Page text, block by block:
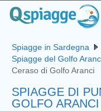
Spiagge in Sardegna
Spiagge del Golfo
Ceraso di Golfo Aranci
SPIAGGE DI
GOLFO ARANCI